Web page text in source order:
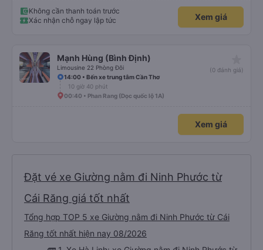
Không cần thanh toán trước
Xác nhận chỗ ngay lập tức
Xem giá
Mạnh Hùng (Bình Định)
Limousine 22 Phòng Đôi
(0 đánh giá)
14:00 • Bến xe trung tâm Cần Thơ
10 giờ 40 phút
00:40 • Phan Rang (Dọc quốc lộ 1A)
Xem giá
Đặt vé xe Giường nằm đi Ninh Phước từ
Cái Răng giá tốt nhất
Tổng hợp TOP 5 xe Giường nằm đi Ninh Phước từ Cái
Răng tốt nhất hiện nay 08/2026